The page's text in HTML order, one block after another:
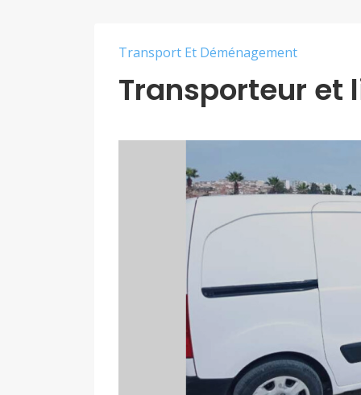
Transport Et Déménagement
Transporteur et